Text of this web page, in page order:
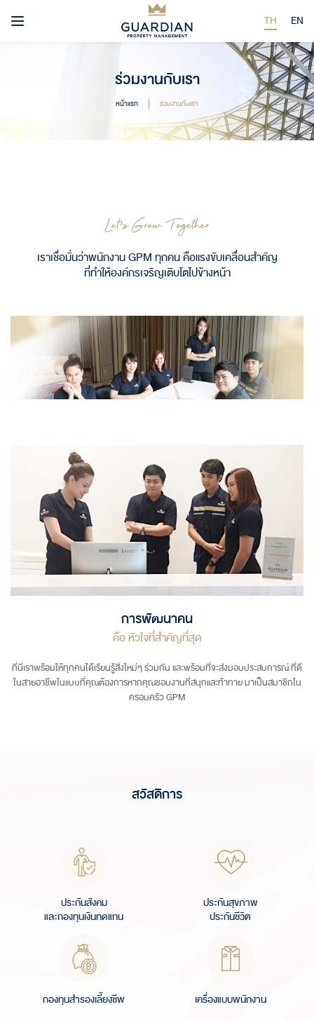
TH EN
ร่วมงานกับเรา
หน้าแรก ร่วมงานกับเรา
Let’s Grow Together
เราเชื่อมั่นว่าพนักงาน GPM ทุกคน คือแรงขับเคลื่อนสำคัญ
ที่ทำให้องค์กรเจริญเติบโตไปข้างหน้า
การพัฒนาคน
คือ หัวใจที่สำคัญที่สุด
ที่นี่เราพร้อมให้ทุกคนได้เรียนรู้สิ่งใหม่ๆ ร่วมกัน และพร้อมที่จะส่งมอบประสบการณ์ ที่ดี
ในสายอาชีพในแบบที่คุณต้องการหากคุณชอบงานที่สนุกและท้าทาย มาเป็นสมาชิกใน
ครอบครัว GPM
สวัสดิการ
ประกันสังคม
และกองทุนเงินทดแทน
ประกันสุขภาพ
ประกันชีวิต
กองทุนสำรองเลี้ยงชีพ เครื่องแบบพนักงาน